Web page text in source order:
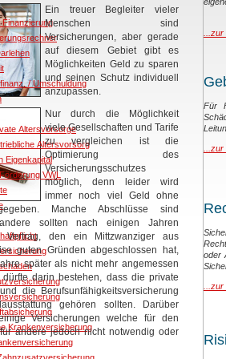
Finanzierung
/ Umschuldung
Altersvorsorge
Altersvorsorg
Eigenkapital
VWL
Krankenversicherung
Ein treuer Begleiter vieler
Menschen sind
Versicherungen, aber gerade
auf diesem Gebiet gibt es
Möglichkeiten Geld zu sparen
und seinen Schutz individuell
anzupassen.
Nur durch die Möglichkeit
viele Gesellschaften und Tarife
zu vergleichen ist die
Optimierung des
Versicherungsschutzes
möglich, denn leider wird
immer noch viel Geld ohne
Manche Abschlüsse sind
sollten nach einigen Jahren
Vertrag, den ein Mittzwanziger aus
guten Gründen abgeschlossen hat,
später als nicht mehr angemessen
darin bestehen, dass die private
die Berufsunfähigkeitsversicherung
gehören sollten. Darüber
Versicherungen welche für den
andere jedoch nicht notwendig oder
Für
oder